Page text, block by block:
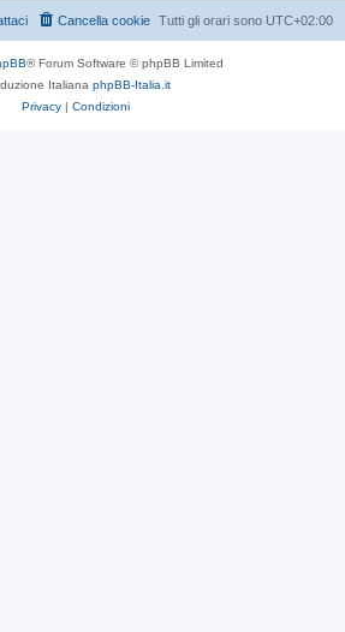
Tutti gli orari sono UTC+02:00
Cancella cookie
® Forum Software © phpBB Limited
Italiana phpBB-Italia.it
Privacy | Condizioni